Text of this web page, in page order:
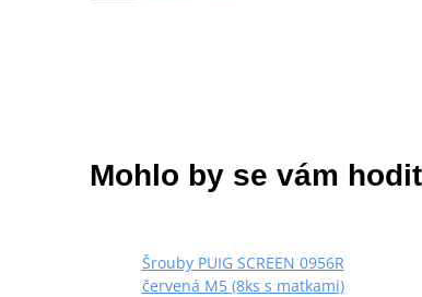
Mohlo by se vám hodit
Šrouby PUIG SCREEN 0956R
červená M5 (8ks s matkami)